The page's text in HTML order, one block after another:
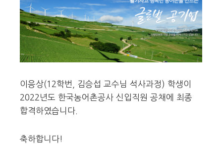
이응상(12학번, 김승섭 교수님 석사과정) 학생이
2022년도 한국농어촌공사 신입직원 공채에 최종
합격하였습니다.
축하합니다!